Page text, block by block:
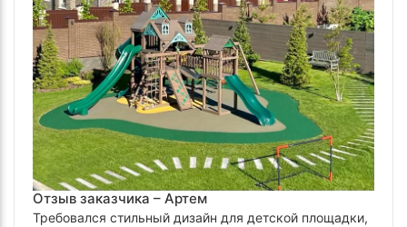
Отзыв заказчика – Артем
Требовался стильный дизайн для детской площадки,